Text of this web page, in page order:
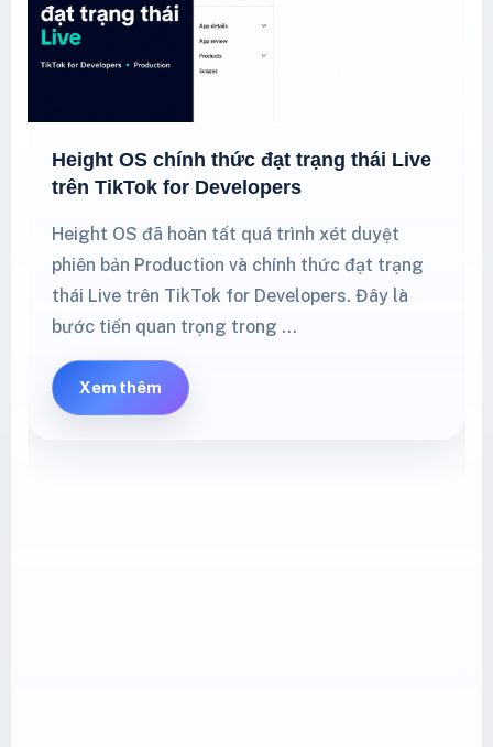
Height OS chính thức đạt trạng thái Live
trên TikTok for Developers
Height OS đã hoàn tất quá trình xét duyệt
phiên bản Production và chính thức đạt trạng
thái Live trên TikTok for Developers. Đây là
bước tiến quan trọng trong …
Xem thêm